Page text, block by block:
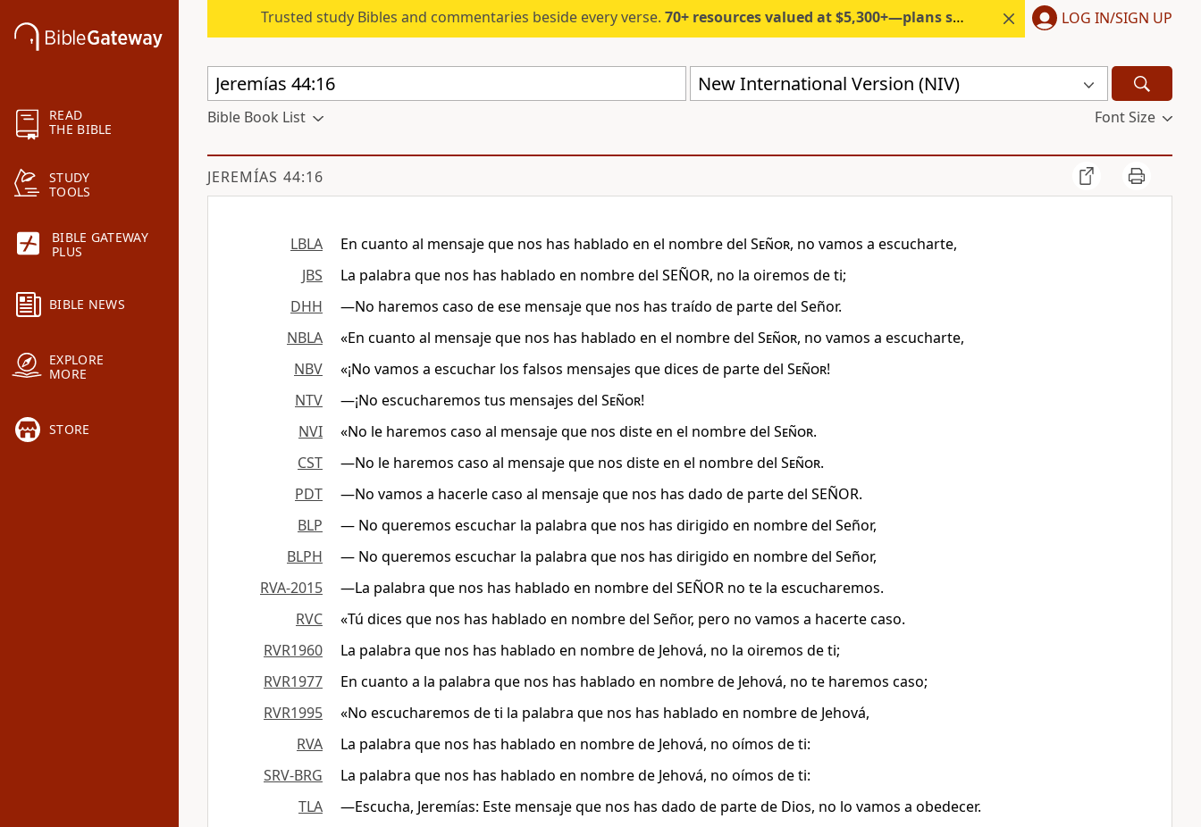
READ
THE BIBLE
STUDY
TOOLS
BIBLE GATEWAY
PLUS
BIBLE NEWS
EXPLORE
MORE
STORE
Trusted study Bibles and commentaries beside every verse. 70+ resources valued at $5,300+—plans start under $6/month. LOG IN/SIGN UP
New International Version (NIV)
Bible Book List Font Size
JEREMÍAS 44:16
LBLA En cuanto al mensaje que nos has hablado en el nombre del Señor, no vamos a escucharte,
JBS
La palabra que nos has hablado en nombre del SEÑOR, no la oiremos de ti;
DHH
—No haremos caso de ese mensaje que nos has traído de parte del Señor.
NBLA
«En cuanto al mensaje que nos has hablado en el nombre del Señor, no vamos a escucharte,
NBV
«¡No vamos a escuchar los falsos mensajes que dices de parte del Señor!
NTV
—¡No escucharemos tus mensajes del Señor!
NVI
«No le haremos caso al mensaje que nos diste en el nombre del Señor.
CST
―No le haremos caso al mensaje que nos diste en el nombre del Señor.
PDT
—No vamos a hacerle caso al mensaje que nos has dado de parte del SEÑOR.
BLP
— No queremos escuchar la palabra que nos has dirigido en nombre del Señor,
BLPH
— No queremos escuchar la palabra que nos has dirigido en nombre del Señor,
RVA-2015
—La palabra que nos has hablado en nombre del SEÑOR no te la escucharemos.
RVC
«Tú dices que nos has hablado en nombre del Señor, pero no vamos a hacerte caso.
RVR1960
La palabra que nos has hablado en nombre de Jehová, no la oiremos de ti;
RVR1977
En cuanto a la palabra que nos has hablado en nombre de Jehová, no te haremos caso;
RVR1995
«No escucharemos de ti la palabra que nos has hablado en nombre de Jehová,
RVA
La palabra que nos has hablado en nombre de Jehová, no oímos de ti:
SRV-BRG
La palabra que nos has hablado en nombre de Jehová, no oímos de ti:
TLA
—Escucha, Jeremías: Este mensaje que nos has dado de parte de Dios, no lo vamos a obedecer.